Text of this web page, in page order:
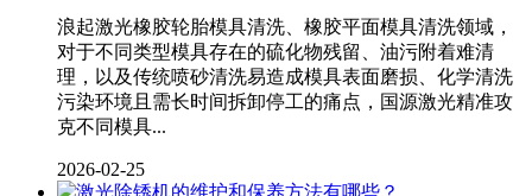
浪起激光橡胶轮胎模具清洗、橡胶平面模具清洗领域，
对于不同类型模具存在的硫化物残留、油污附着难清
理，以及传统喷砂清洗易造成模具表面磨损、化学清洗
污染环境且需长时间拆卸停工的痛点，国源激光精准攻
克不同模具...
2026-02-25